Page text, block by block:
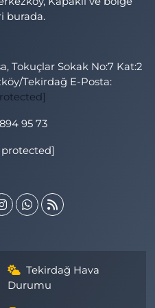
burada.
Tokuçlar Sokak No:7 Kat:2
Tekirdağ E-Posta:
95 73
Tekirdağ Hava
Durumu